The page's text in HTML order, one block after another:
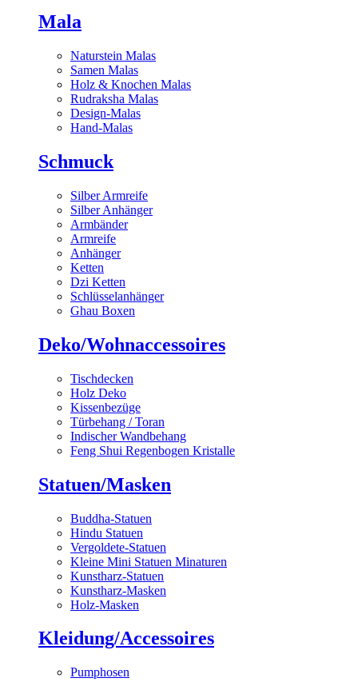
Mala
Naturstein Malas
Samen Malas
Holz & Knochen Malas
Rudraksha Malas
Design-Malas
Hand-Malas
Schmuck
Silber Armreife
Silber Anhänger
Armbänder
Armreife
Anhänger
Ketten
Dzi Ketten
Schlüsselanhänger
Ghau Boxen
Deko/Wohnaccessoires
Tischdecken
Holz Deko
Kissenbezüge
Türbehang / Toran
Indischer Wandbehang
Feng Shui Regenbogen Kristalle
Statuen/Masken
Buddha-Statuen
Hindu Statuen
Vergoldete-Statuen
Kleine Mini Statuen Minaturen
Kunstharz-Statuen
Kunstharz-Masken
Holz-Masken
Kleidung/Accessoires
Pumphosen